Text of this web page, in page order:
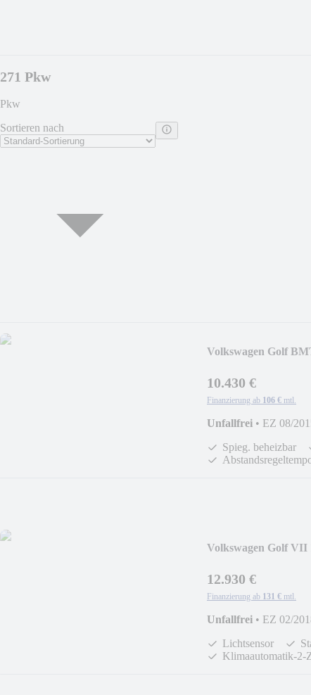
271 Pkw
Pkw
Sortieren nach
Volkswagen Golf
10.430 €
Finanzierung ab 106 € mtl.
Unfallfrei • EZ 08/
Spieg. beheizbar
Volkswagen Golf
12.930 €
Finanzierung ab 131 € mtl.
Unfallfrei • EZ 02/
Lichtsensor
Klimaautomatik-2-